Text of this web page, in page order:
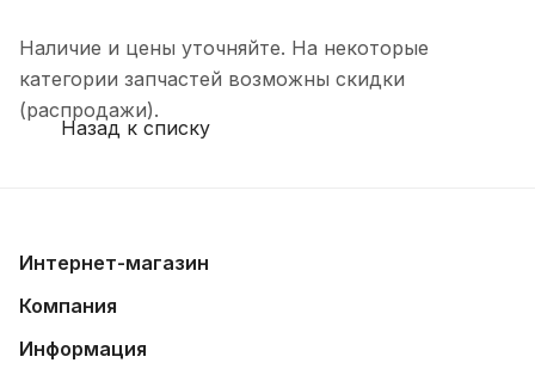
Наличие и цены уточняйте. На некоторые
категории запчастей возможны скидки
(распродажи).
Назад к списку
Интернет-магазин
Компания
Информация